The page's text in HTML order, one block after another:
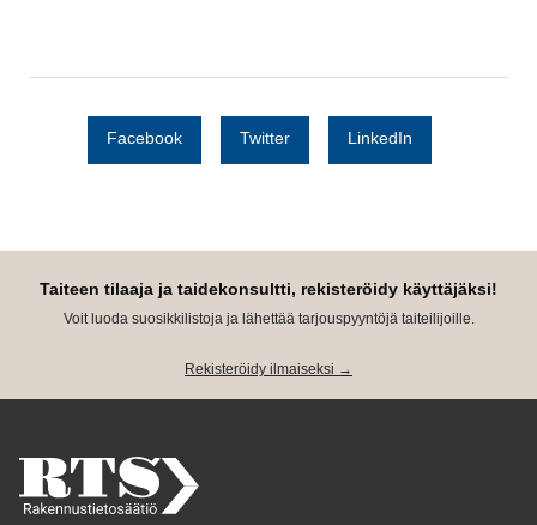
Facebook Twitter LinkedIn
Taiteen tilaaja ja taidekonsultti, rekisteröidy käyttäjäksi!
Voit luoda suosikkilistoja ja lähettää tarjouspyyntöjä taiteilijoille.
Rekisteröidy ilmaiseksi →